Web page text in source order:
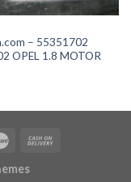
– 55351702
OPEL 1.8 MOTOR